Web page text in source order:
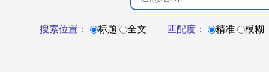
搜索位置： 标题 全文 匹配度： 精准 模糊